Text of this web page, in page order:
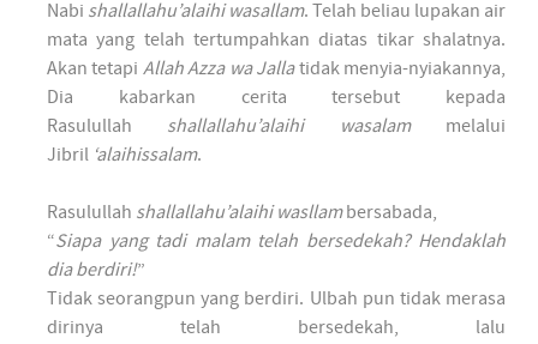
Nabi shallallahu’alaihi wasallam. Telah beliau lupakan air
mata yang telah tertumpahkan diatas tikar shalatnya.
Akan tetapi Allah Azza wa Jallatidak menyia-nyiakannya,
Dia kabarkan cerita tersebut kepada
Rasulullah shallallahu’alaihi wasalammelalui
Jibril ‘alaihissalam.
Rasulullah shallallahu’alaihi wasllambersabada,
“Siapa yang tadi malam telah bersedekah? Hendaklah
dia berdiri!”
Tidak seorangpun yang berdiri. Ulbah pun tidak merasa
dirinya telah bersedekah, lalu